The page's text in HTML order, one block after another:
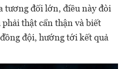
tương đối lớn, điều này đòi
thật cẩn thận và biết
đội, hướng tới kết quả